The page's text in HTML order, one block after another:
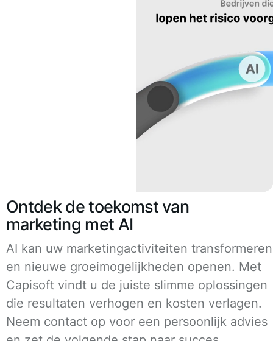
Ontdek de toekomst van
marketing met AI
AI kan uw marketingactiviteiten transformeren
en nieuwe groeimogelijkheden openen. Met
Capisoft vindt u de juiste slimme oplossingen
die resultaten verhogen en kosten verlagen.
Neem contact op voor een persoonlijk advies